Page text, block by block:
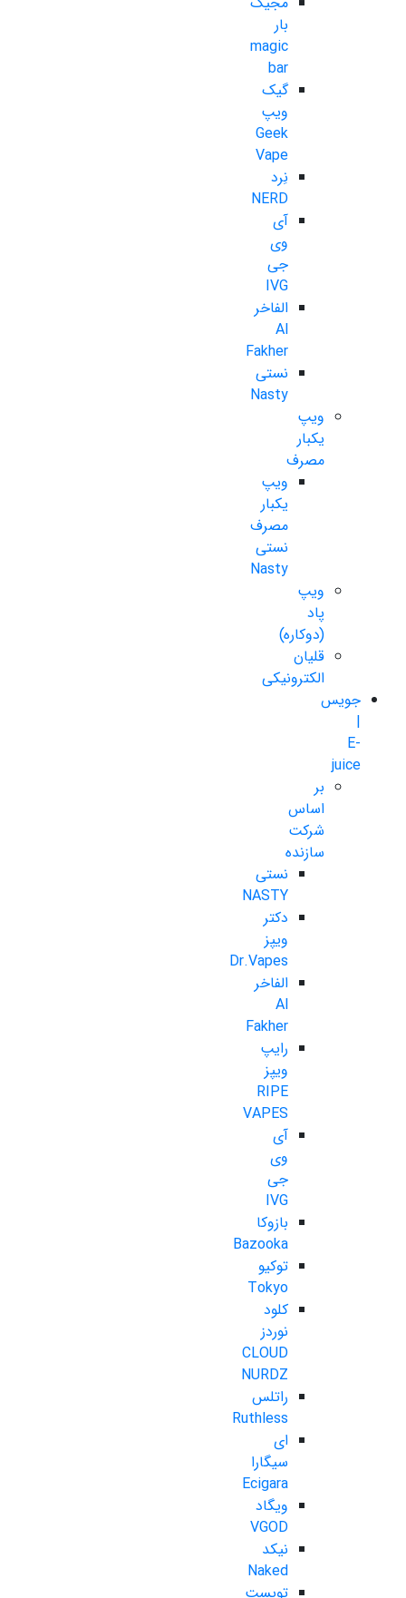
بار
magic
bar
گیک
ویپ
Geek
Vape
نِرد
NERD
آی
وی
جی
IVG
الفاخر
Al
Fakher
نستی
Nasty
ویپ
یکبار
مصرف
ویپ
یکبار
مصرف
نستی
Nasty
ویپ
پاد
(دوکاره)
قلیان
الکترونیکی
جویس
|
E-
juice
بر
اساس
شرکت
سازنده
نستی
NASTY
دکتر
ویپز
Dr.Vapes
الفاخر
Al
Fakher
رایپ
ویپز
RIPE
VAPES
آی
وی
جی
IVG
بازوکا
Bazooka
توکیو
Tokyo
کلود
نوردز
CLOUD
NURDZ
راتلس
Ruthless
ای
سیگارا
Ecigara
ویگاد
VGOD
نیکد
Naked
تویست